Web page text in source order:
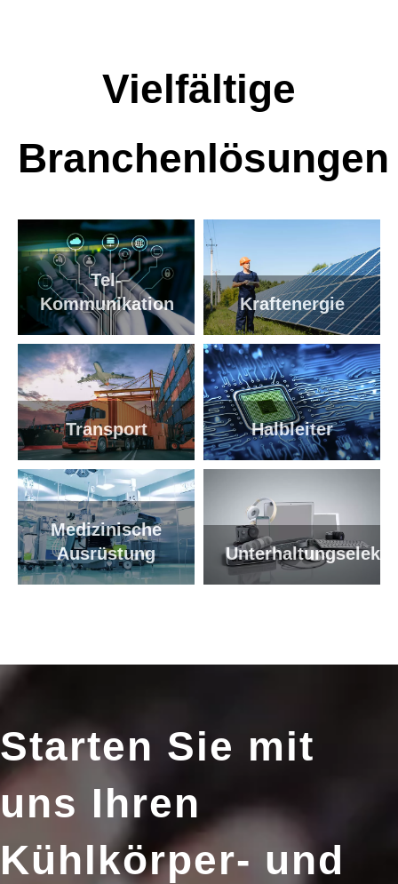
Vielfältige
Branchenlösungen
Tel-
Kommunikation
Kraftenergie
Transport Halbleiter
Medizinische
Ausrüstung
Starten Sie mit
uns Ihren
Kühlkörper- und